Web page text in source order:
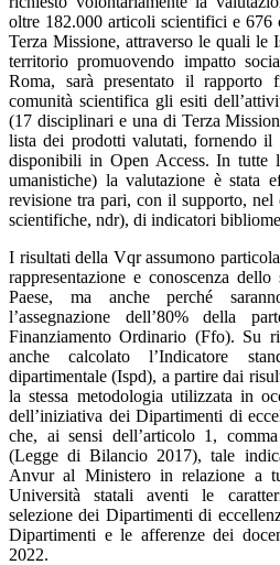
oltre 182.000 articoli scientifici e 676
Terza Missione, attraverso le quali le
territorio promuovendo impatto
Roma, sarà presentato il
comunità scientifica gli esiti
(17 disciplinari e una di Terza
lista dei prodotti valutati, fornendo
disponibili in Open Access. In tutte
umanistiche) la valutazione è stata
revisione tra pari, con il supporto, nel
scientifiche, ndr), di indicatori
I risultati della Vqr assumono
rappresentazione e conoscenza
Paese, ma anche perché
l’assegnazione dell’80% della
Finanziamento Ordinario (Ffo). Su
anche calcolato l’Indicatore
dipartimentale (Ispd), a partire dai
la stessa metodologia utilizzata in
dell’iniziativa dei Dipartimenti di
che, ai sensi dell’articolo 1,
(Legge di Bilancio 2017), tale
Anvur al Ministero in relazione a
Università statali aventi le
selezione dei Dipartimenti di
Dipartimenti e le afferenze dei
2022.